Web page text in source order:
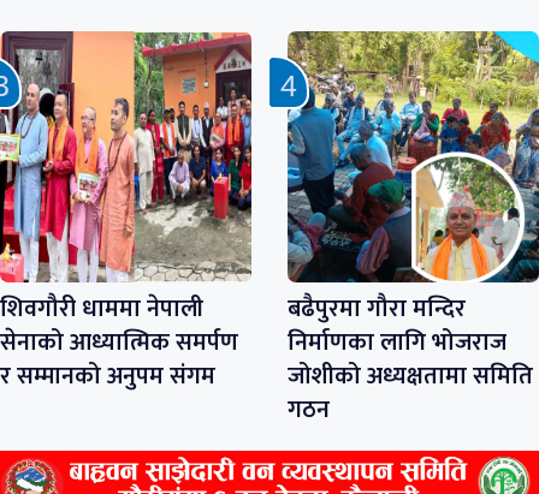
शिवगौरी धाममा नेपाली
सेनाको आध्यात्मिक समर्पण
र सम्मानको अनुपम संगम
बढैपुरमा गौरा मन्दिर
निर्माणका लागि भोजराज
जोशीको अध्यक्षतामा समिति
गठन